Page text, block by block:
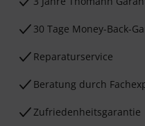
30 Tage Money-Back-
Reparaturservice
Beratung durch
Zufriedenheitsgarantie